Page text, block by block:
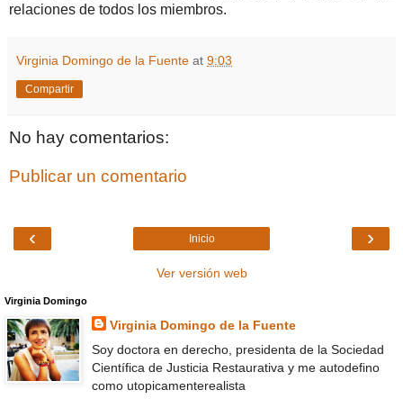
relaciones de todos los miembros.
Virginia Domingo de la Fuente at 9:03
Compartir
No hay comentarios:
Publicar un comentario
‹ ›
Inicio
Ver versión web
Virginia Domingo
Virginia Domingo de la Fuente
Soy doctora en derecho, presidenta de la Sociedad
Científica de Justicia Restaurativa y me autodefino
como utopicamenterealista